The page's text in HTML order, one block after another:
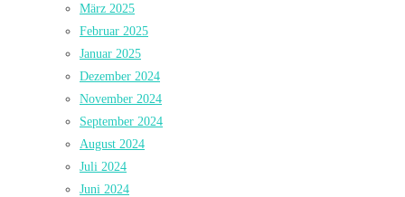
März 2025
Februar 2025
Januar 2025
Dezember 2024
November 2024
September 2024
August 2024
Juli 2024
Juni 2024